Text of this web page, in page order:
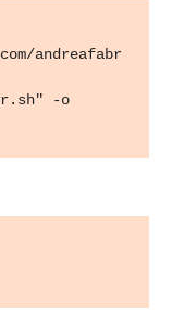
andreafabr
-o